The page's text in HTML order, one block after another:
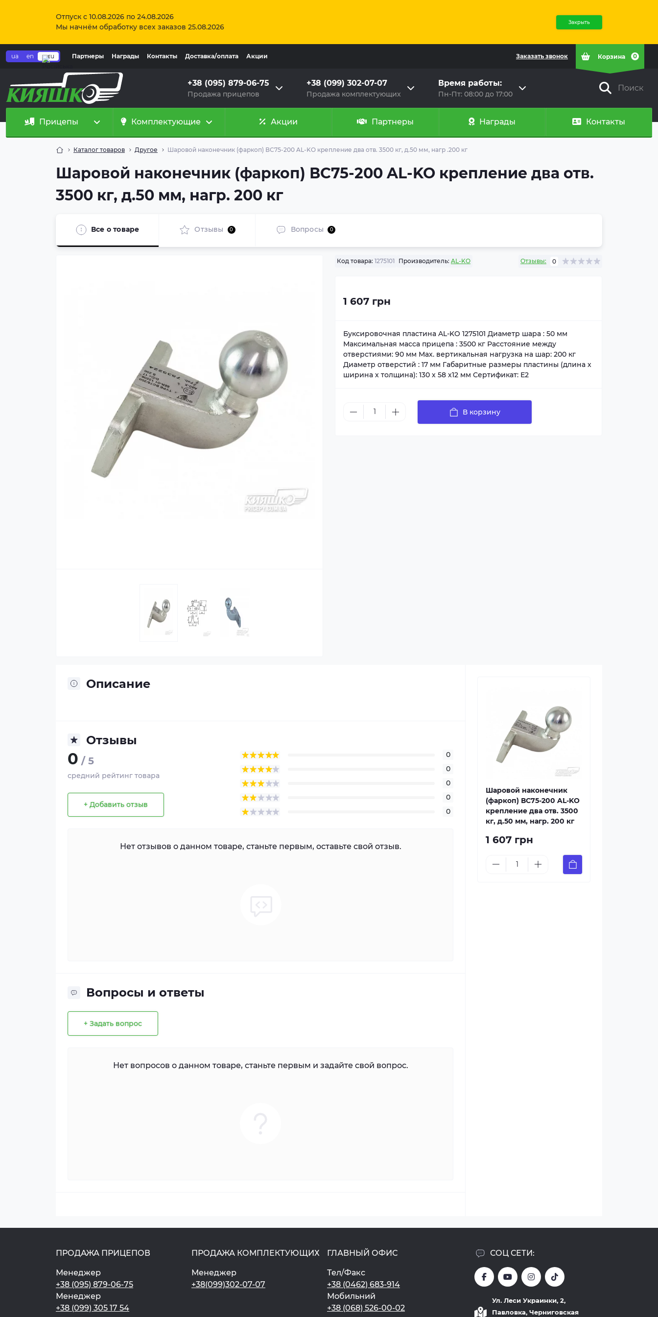
Отпуск с 10.08.2026 по 24.08.2026
Мы начнём обработку всех заказов 25.08.2026
Закрыть
ua en ru Партнеры Награды Контакты Доставка/оплата Акции Заказать звонок Корзина 0
+38 (095) 879-06-75
Продажа прицепов
+38 (099) 302-07-07
Продажа комплектующих
Время работы:
Пн-Пт: 08:00 до 17:00
Поиск
Прицепы Комплектующие Акции Партнеры Награды Контакты
Каталог товаров Другое Шаровой наконечник (фаркоп) ВС75-200 AL-KO крепление два отв. 3500 кг, д.50 мм, нагр .200 кг
Шаровой наконечник (фаркоп) ВС75-200 AL-KO крепление два отв.
3500 кг, д.50 мм, нагр. 200 кг
Все о товаре Отзывы 0 Вопросы 0
Код товара: 1275101 Производитель: AL-KO Отзывы: 0
1 607 грн
Буксировочная пластина AL-KO 1275101 Диаметр шара : 50 мм
Максимальная масса прицепа : 3500 кг Расстояние между
отверстиями: 90 мм Мах. вертикальная нагрузка на шар: 200 кг
Диаметр отверстий : 17 мм Габаритные размеры пластины (длина х
ширина х толщина): 130 х 58 х12 мм Сертификат: Е2
В корзину
Описание
Отзывы
0 / 5
средний рейтинг товара
+ Добавить отзыв
0
0
0
0
0
Нет отзывов о данном товаре, станьте первым, оставьте свой отзыв.
Вопросы и ответы
+ Задать вопрос
Нет вопросов о данном товаре, станьте первым и задайте свой вопрос.
Шаровой наконечник
(фаркоп) ВС75-200 AL-KO
крепление два отв. 3500
кг, д.50 мм, нагр. 200 кг
1 607 грн
ПРОДАЖА ПРИЦЕПОВ
Менеджер
+38 (095) 879-06-75
Менеджер
+38 (099) 305 17 54
ПРОДАЖА КОМПЛЕКТУЮЩИХ
Менеджер
+38(099)302-07-07
ГЛАВНЫЙ ОФИС
Тел/Факс
+38 (0462) 683-914
Мобильний
+38 (068) 526-00-02
СОЦ СЕТИ:
Ул. Леси Украинки, 2,
Павловка, Черниговская